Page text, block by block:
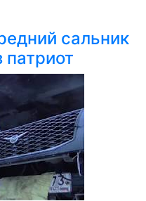
сальник
патриот